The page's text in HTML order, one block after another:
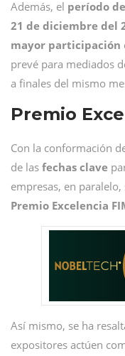
Además, el período
21 de diciembre del
mayor participación
prevé para mediados
a finales del mismo
Premio
Con la conformación
de las fechas clave
empresas, en
Premio Excelencia
Así mismo, se ha
expositores actúen